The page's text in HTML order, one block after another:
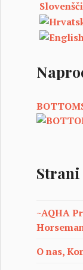
Strani
~AQHA
O nas,